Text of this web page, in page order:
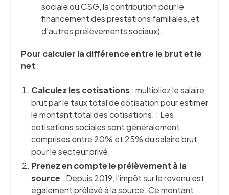
sociale ou CSG, la contribution pour le
financement des prestations familiales, et
d'autres prélèvements sociaux).
Pour calculer la différence entre le brut et le
net :
Calculez les cotisations : multipliez le salaire
brut par le taux total de cotisation pour estimer
le montant total des cotisations. : Les
cotisations sociales sont généralement
comprises entre 20% et 25% du salaire brut
pour le secteur privé.
Prenez en compte le prélèvement à la
source : Depuis 2019, l'impôt sur le revenu est
également prélevé à la source. Ce montant